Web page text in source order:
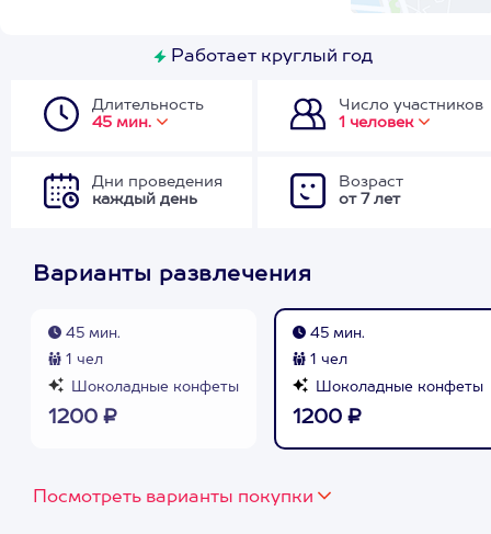
Работает круглый год
Длительность
45 мин.
Число участников
1 человек
Дни проведения
каждый день
Возраст
от 7 лет
Варианты развлечения
45 мин.
1 чел
Шоколадные конфеты
1200 ₽
45 мин.
1 чел
Шоколадные конфеты
1200 ₽
Посмотреть варианты покупки